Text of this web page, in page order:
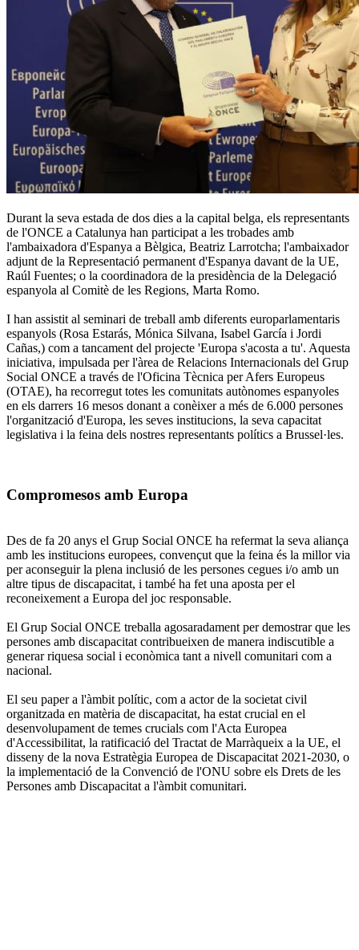
Durant la seva estada de dos dies a la capital belga, els representants
de l'ONCE a Catalunya han participat a les trobades amb
l'ambaixadora d'Espanya a Bèlgica, Beatriz Larrotcha; l'ambaixador
adjunt de la Representació permanent d'Espanya davant de la UE,
Raúl Fuentes; o la coordinadora de la presidència de la Delegació
espanyola al Comitè de les Regions, Marta Romo.
I han assistit al seminari de treball amb diferents europarlamentaris
espanyols (Rosa Estarás, Mónica Silvana, Isabel García i Jordi
Cañas,) com a tancament del projecte 'Europa s'acosta a tu'. Aquesta
iniciativa, impulsada per l'àrea de Relacions Internacionals del Grup
Social ONCE a través de l'Oficina Tècnica per Afers Europeus
(OTAE), ha recorregut totes les comunitats autònomes espanyoles
en els darrers 16 mesos donant a conèixer a més de 6.000 persones
l'organització d'Europa, les seves institucions, la seva capacitat
legislativa i la feina dels nostres representants polítics a Brussel·les.
Compromesos amb Europa
Des de fa 20 anys el Grup Social ONCE ha refermat la seva aliança
amb les institucions europees, convençut que la feina és la millor via
per aconseguir la plena inclusió de les persones cegues i/o amb un
altre tipus de discapacitat, i també ha fet una aposta per el
reconeixement a Europa del joc responsable.
El Grup Social ONCE treballa agosaradament per demostrar que les
persones amb discapacitat contribueixen de manera indiscutible a
generar riquesa social i econòmica tant a nivell comunitari com a
nacional.
El seu paper a l'àmbit polític, com a actor de la societat civil
organitzada en matèria de discapacitat, ha estat crucial en el
desenvolupament de temes crucials com l'Acta Europea
d'Accessibilitat, la ratificació del Tractat de Marràqueix a la UE, el
disseny de la nova Estratègia Europea de Discapacitat 2021-2030, o
la implementació de la Convenció de l'ONU sobre els Drets de les
Persones amb Discapacitat a l'àmbit comunitari.